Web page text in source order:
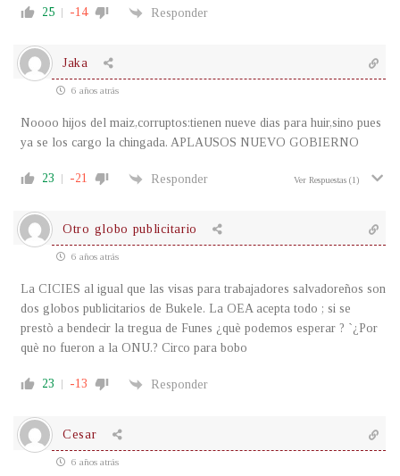
25 -14 Responder
Jaka
6 años atrás
Noooo hijos del maiz,corruptos:tienen nueve dias para huir,sino pues
ya se los cargo la chingada. APLAUSOS NUEVO GOBIERNO
23 -21 Responder Ver Respuestas (1)
Otro globo publicitario
6 años atrás
La CICIES al igual que las visas para trabajadores salvadoreños son
dos globos publicitarios de Bukele. La OEA acepta todo ; si se
prestò a bendecir la tregua de Funes ¿què podemos esperar ? `¿Por
què no fueron a la ONU.? Circo para bobo
23 -13 Responder
Cesar
6 años atrás